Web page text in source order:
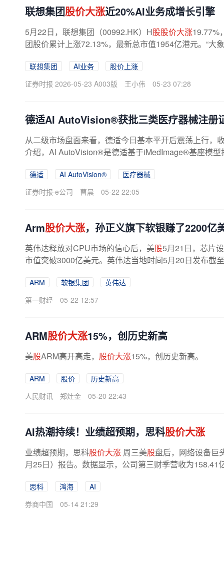
联想集团股价大涨近20%AI业务成增长引擎
5月22日，联想集团（00992.HK）H股股价大涨19.77%
团股价累计上涨72.13%，最新总市值1954亿港元。“大
联想集团 AI业务
股价上涨
证券时报 2026-05-23 A003版
王小伟 05-23 07:28
德适AI AutoVision®获批三类医疗器械注册
从二级市场盘面来看，德适今日基本平开后震荡上行，
介绍，AI AutoVision®是德适基于iMedImage®基座模
德适 AI AutoVision®
医疗器械
证券时报·e公司
曹晨 05-22 22:05
Arm股价大涨，孙正义旗下软银赚了2200亿
英伟达释放对CPU市场的信心后，美股5月21日，芯片
市值突破3000亿美元。英伟达当地时间5月20日发布截
ARM 软银集团
英伟达
第一财经
05-22 12:57
ARM股价大涨15%，创历史新高
美股ARM高开高走， 股价大涨15%，创历史新高。
ARM 股价
历史新高
人民财讯
郑灶金 05-20 22:43
AI热潮持续！业绩超预期，思科股价大涨
业绩超预期，思科股价大涨 周三美股盘后，网络设备巨
月25日）报告。数据显示，公司第三财季营收为158.41
思科 鸿海
AI
券商中国
05-14 21:29